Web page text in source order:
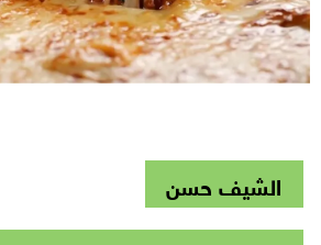
الشيف حسن